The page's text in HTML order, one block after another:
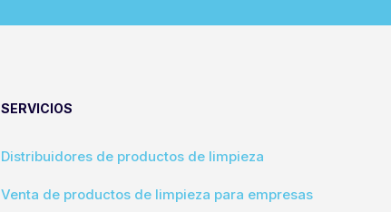
SERVICIOS
Distribuidores de productos de limpieza
Venta de productos de limpieza para empresas